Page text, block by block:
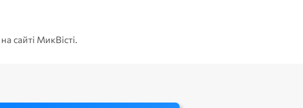
на сайті МикВісті.